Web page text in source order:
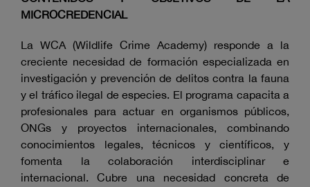
MICROCREDENCIAL
La WCA (Wildlife Crime Academy) responde a la
creciente necesidad de formación especializada en
investigación y prevención de delitos contra la fauna
y el tráfico ilegal de especies. El programa capacita a
profesionales para actuar en organismos públicos,
ONGs y proyectos internacionales, combinando
conocimientos legales, técnicos y científicos, y
fomenta la colaboración interdisciplinar e
internacional. Cubre una necesidad concreta de